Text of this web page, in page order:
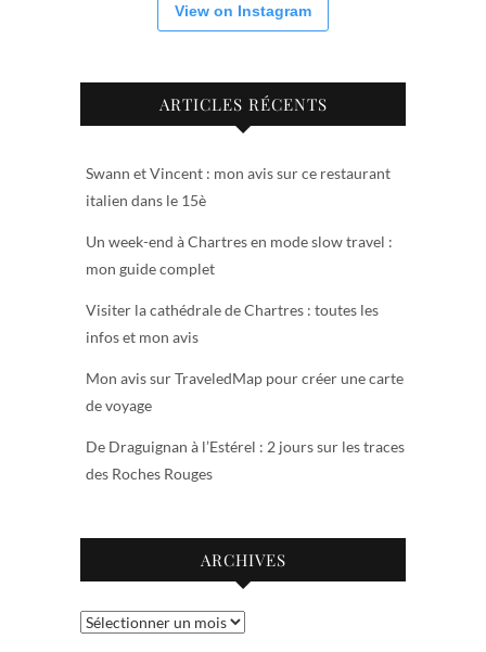
View on Instagram
ARTICLES RÉCENTS
Swann et Vincent : mon avis sur ce restaurant
italien dans le 15è
Un week-end à Chartres en mode slow travel :
mon guide complet
Visiter la cathédrale de Chartres : toutes les
infos et mon avis
Mon avis sur TraveledMap pour créer une carte
de voyage
De Draguignan à l’Estérel : 2 jours sur les traces
des Roches Rouges
ARCHIVES
Archives